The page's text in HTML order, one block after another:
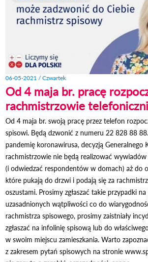
06-05-2021 / Czwartek
Od 4 maja br. pracę
rachmistrzowie telefoniczni
Od 4 maja br. swoją pracę przez telefon
spisowi. Będą dzwonić z numeru 22 828 88
pandemię koronawirusa, decyzją Generalnego
rachmistrzowie nie będą realizować
(i odwiedzać respondentów w domach) aż do
które pukają do drzwi i podają się za
oszustami. Prosimy zgłaszać takie przypadki
uzasadnionych wątpliwości co do
rachmistrza spisowego, prosimy zaistniały
zgłaszać na infolinię spisową lub do
w swoim miejscu zamieszkania. Warto
z zakresem pytań spisowych na stronie